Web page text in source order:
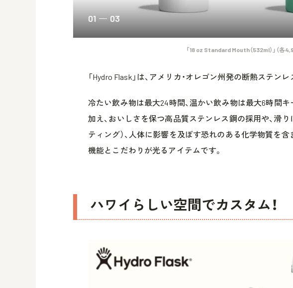
「18 oz Standard Mouth（532ml）」（各
01 03
「Hydro Flask」は、アメリカ・オレゴン州発の断熱ステン
冷たい飲み物は最大24時間、温かい飲み物は最大6時間キ
加え、おいしさを保つ高品質ステンレス鋼の採用や、滑
ティング）、人体に影響を及ぼす恐れのある化学物質を含
機能とこだわりが光るアイテムです。
ハワイらしい空間でカスタム！